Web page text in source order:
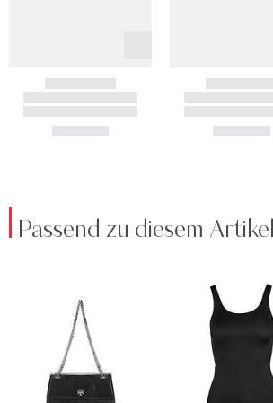
Passend zu diesem Artikel